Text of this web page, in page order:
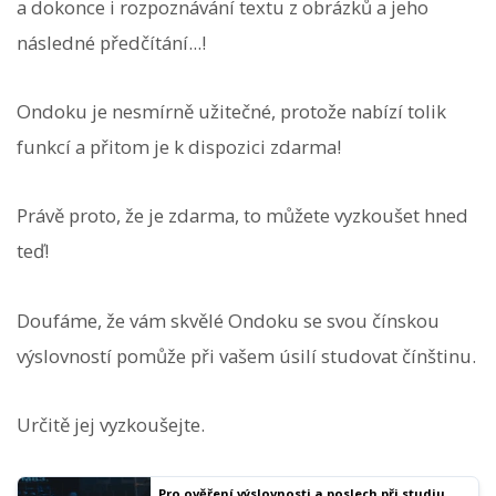
a dokonce i rozpoznávání textu z obrázků a jeho
následné předčítání...!
Ondoku je nesmírně užitečné, protože nabízí tolik
funkcí a přitom je k dispozici zdarma!
Právě proto, že je zdarma, to můžete vyzkoušet hned
teď!
Doufáme, že vám skvělé Ondoku se svou čínskou
výslovností pomůže při vašem úsilí studovat čínštinu.
Určitě jej vyzkoušejte.